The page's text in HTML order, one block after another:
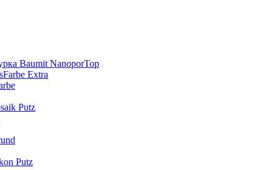
Baumit NanoporTop
Extra
Putz
Putz